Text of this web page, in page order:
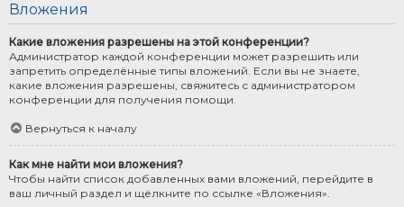
Вложения
Какие вложения разрешены на этой конференции?
Администратор каждой конференции может разрешить или
запретить определённые типы вложений. Если вы не знаете,
какие вложения разрешены, свяжитесь с администратором
конференции для получения помощи.
Вернуться к началу
Как мне найти мои вложения?
Чтобы найти список добавленных вами вложений, перейдите в
ваш личный раздел и щёлкните по ссылке «Вложения».